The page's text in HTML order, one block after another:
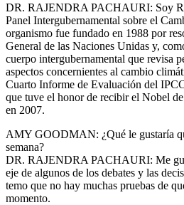
DR. RAJENDRA PACHAURI: Soy
Panel Intergubernamental sobre el
organismo fue fundado en 1988 por
General de las Naciones Unidas y,
cuerpo intergubernamental que revisa
aspectos concernientes al cambio
Cuarto Informe de Evaluación del
que tuve el honor de recibir el Nobel
en 2007.
AMY GOODMAN: ¿Qué le gustaría
semana?
DR. RAJENDRA PACHAURI: Me
eje de algunos de los debates y las
temo que no hay muchas pruebas de
momento.